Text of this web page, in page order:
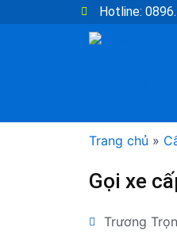
Hotline:
Trang chủ »
Gọi xe
Trương